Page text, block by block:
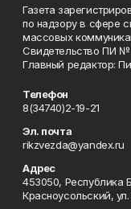
Газета
по надзору в сфере
массовых
Свидетельство ПИ №
Главный редактор:
Телефон
8(34740)2-19-21
Эл. почта
rikzvezda@yandex.ru
Адрес
453050, Республика
Красноусольский,